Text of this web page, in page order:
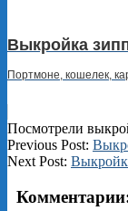
Выкройка
Портмоне, кошелек,
Посмотрели
2025-
07-
Previous Post:
Next Post: